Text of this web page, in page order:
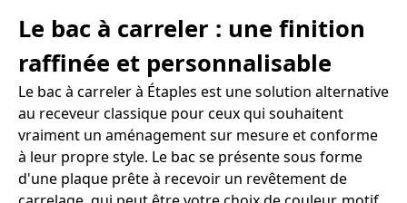
Le bac à carreler : une finition
raffinée et personnalisable
Le bac à carreler à Étaples est une solution alternative
au receveur classique pour ceux qui souhaitent
vraiment un aménagement sur mesure et conforme
à leur propre style. Le bac se présente sous forme
d'une plaque prête à recevoir un revêtement de